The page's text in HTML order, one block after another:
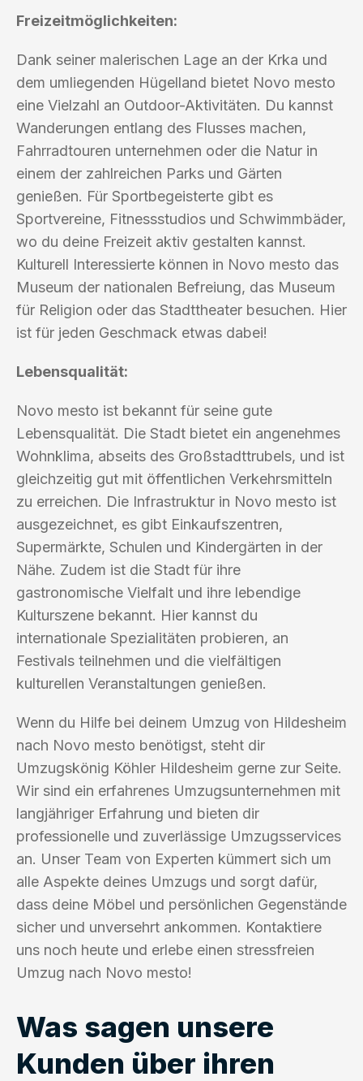
Freizeitmöglichkeiten:
Dank seiner malerischen Lage an der Krka und
dem umliegenden Hügelland bietet Novo mesto
eine Vielzahl an Outdoor-Aktivitäten. Du kannst
Wanderungen entlang des Flusses machen,
Fahrradtouren unternehmen oder die Natur in
einem der zahlreichen Parks und Gärten
genießen. Für Sportbegeisterte gibt es
Sportvereine, Fitnessstudios und Schwimmbäder,
wo du deine Freizeit aktiv gestalten kannst.
Kulturell Interessierte können in Novo mesto das
Museum der nationalen Befreiung, das Museum
für Religion oder das Stadttheater besuchen. Hier
ist für jeden Geschmack etwas dabei!
Lebensqualität:
Novo mesto ist bekannt für seine gute
Lebensqualität. Die Stadt bietet ein angenehmes
Wohnklima, abseits des Großstadttrubels, und ist
gleichzeitig gut mit öffentlichen Verkehrsmitteln
zu erreichen. Die Infrastruktur in Novo mesto ist
ausgezeichnet, es gibt Einkaufszentren,
Supermärkte, Schulen und Kindergärten in der
Nähe. Zudem ist die Stadt für ihre
gastronomische Vielfalt und ihre lebendige
Kulturszene bekannt. Hier kannst du
internationale Spezialitäten probieren, an
Festivals teilnehmen und die vielfältigen
kulturellen Veranstaltungen genießen.
Wenn du Hilfe bei deinem Umzug von Hildesheim
nach Novo mesto benötigst, steht dir
Umzugskönig Köhler Hildesheim gerne zur Seite.
Wir sind ein erfahrenes Umzugsunternehmen mit
langjähriger Erfahrung und bieten dir
professionelle und zuverlässige Umzugsservices
an. Unser Team von Experten kümmert sich um
alle Aspekte deines Umzugs und sorgt dafür,
dass deine Möbel und persönlichen Gegenstände
sicher und unversehrt ankommen. Kontaktiere
uns noch heute und erlebe einen stressfreien
Umzug nach Novo mesto!
Was sagen unsere
Kunden über ihren